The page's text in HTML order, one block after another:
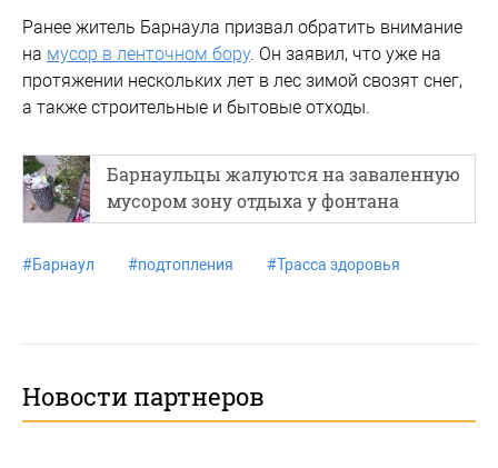
Ранее житель Барнаула призвал обратить внимание
на мусор в ленточном бору. Он заявил, что уже на
протяжении нескольких лет в лес зимой свозят снег,
а также строительные и бытовые отходы.
Барнаульцы жалуются на заваленную
мусором зону отдыха у фонтана
#Барнаул #подтопления #Трасса здоровья
Новости партнеров